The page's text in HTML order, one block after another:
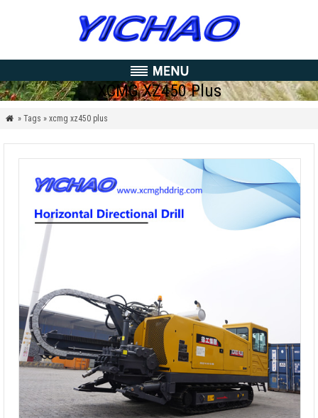
XCMG XZ450 Plus
 » Tags » xcmg xz450 plus